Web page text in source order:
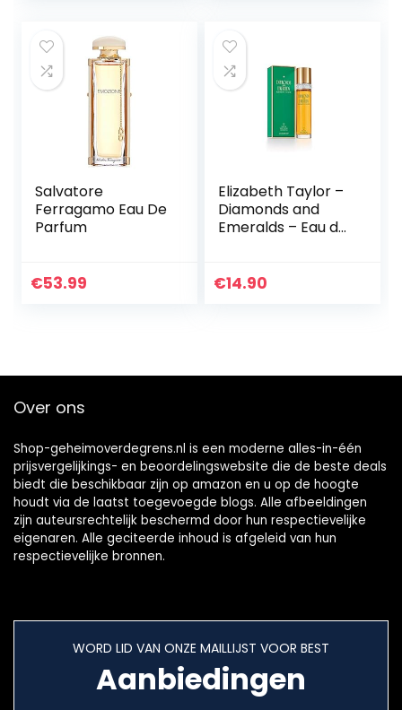
Salvatore
Ferragamo Eau De
Parfum
€53.99
Elizabeth Taylor –
Diamonds and
Emeralds – Eau de
bloemengeur – 100
€14.90
Over ons
Shop-geheimoverdegrens.nl is een moderne alles-in-één
prijsvergelijkings- en beoordelingswebsite die de beste deals
biedt die beschikbaar zijn op amazon en u op de hoogte
houdt via de laatst toegevoegde blogs. Alle afbeeldingen
zijn auteursrechtelijk beschermd door hun respectievelijke
eigenaren. Alle geciteerde inhoud is afgeleid van hun
respectievelijke bronnen.
WORD LID VAN ONZE MAILLIJST VOOR BEST
Aanbiedingen